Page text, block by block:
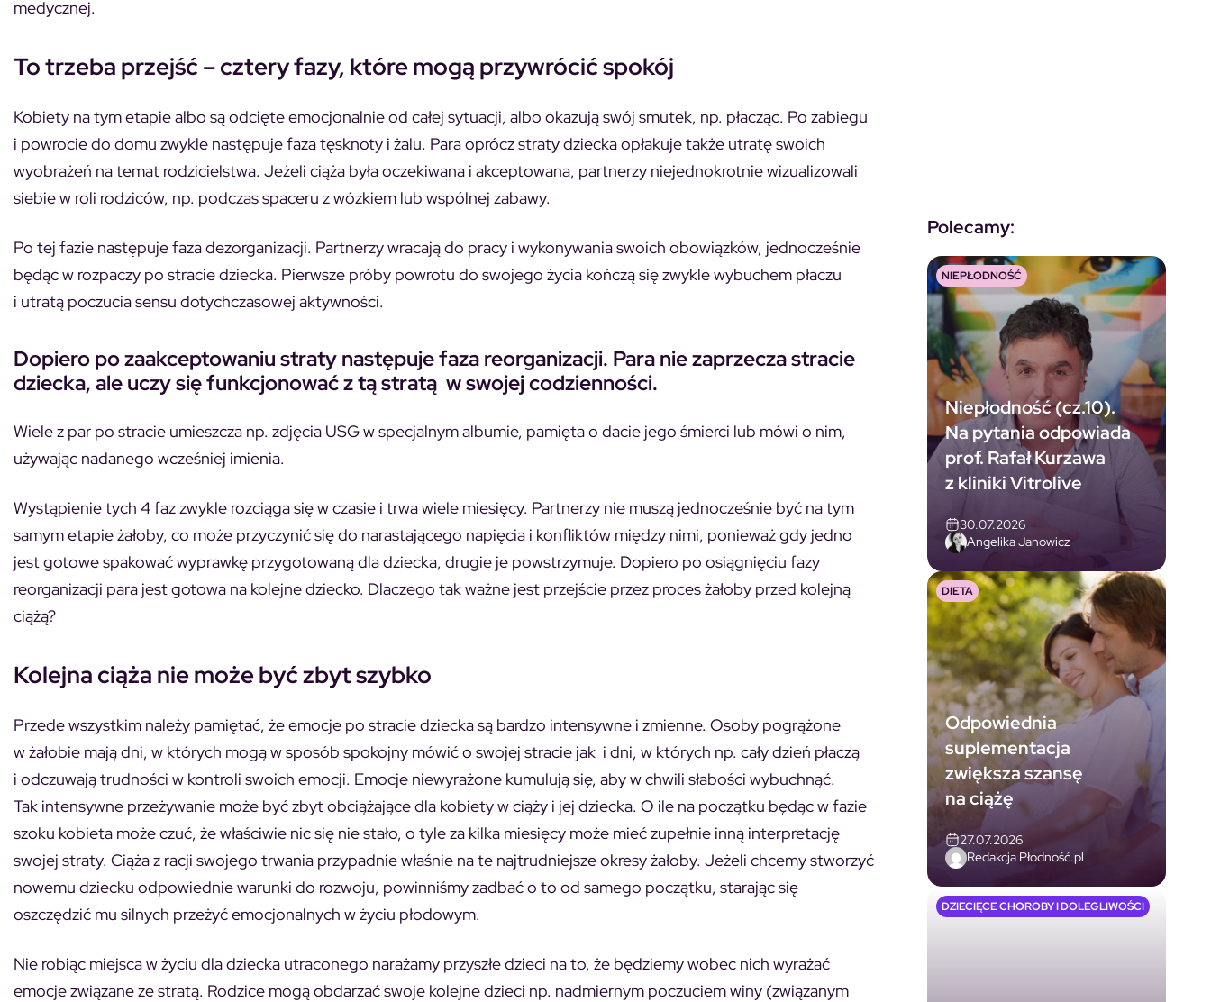
medycznej.
To trzeba przejść – cztery fazy, które mogą przywrócić spokój
Kobiety na tym etapie albo są odcięte emocjonalnie od całej sytuacji, albo okazują swój smutek, np. płacząc. Po zabiegu
i powrocie do domu zwykle następuje faza tęsknoty i żalu. Para oprócz straty dziecka opłakuje także utratę swoich
wyobrażeń na temat rodzicielstwa. Jeżeli ciąża była oczekiwana i akceptowana, partnerzy niejednokrotnie wizualizowali
siebie w roli rodziców, np. podczas spaceru z wózkiem lub wspólnej zabawy.
Po tej fazie następuje faza dezorganizacji. Partnerzy wracają do pracy i wykonywania swoich obowiązków, jednocześnie
będąc w rozpaczy po stracie dziecka. Pierwsze próby powrotu do swojego życia kończą się zwykle wybuchem płaczu
i utratą poczucia sensu dotychczasowej aktywności.
Dopiero po zaakceptowaniu straty następuje faza reorganizacji. Para nie zaprzecza stracie
dziecka, ale uczy się funkcjonować z tą stratą w swojej codzienności.
Wiele z par po stracie umieszcza np. zdjęcia USG w specjalnym albumie, pamięta o dacie jego śmierci lub mówi o nim,
używając nadanego wcześniej imienia.
Wystąpienie tych 4 faz zwykle rozciąga się w czasie i trwa wiele miesięcy. Partnerzy nie muszą jednocześnie być na tym
samym etapie żałoby, co może przyczynić się do narastającego napięcia i konfliktów między nimi, ponieważ gdy jedno
jest gotowe spakować wyprawkę przygotowaną dla dziecka, drugie je powstrzymuje. Dopiero po osiągnięciu fazy
reorganizacji para jest gotowa na kolejne dziecko. Dlaczego tak ważne jest przejście przez proces żałoby przed kolejną
ciążą?
Kolejna ciąża nie może być zbyt szybko
Przede wszystkim należy pamiętać, że emocje po stracie dziecka są bardzo intensywne i zmienne. Osoby pogrążone
w żałobie mają dni, w których mogą w sposób spokojny mówić o swojej stracie jak i dni, w których np. cały dzień płaczą
i odczuwają trudności w kontroli swoich emocji. Emocje niewyrażone kumulują się, aby w chwili słabości wybuchnąć.
Tak intensywne przeżywanie może być zbyt obciążające dla kobiety w ciąży i jej dziecka. O ile na początku będąc w fazie
szoku kobieta może czuć, że właściwie nic się nie stało, o tyle za kilka miesięcy może mieć zupełnie inną interpretację
swojej straty. Ciąża z racji swojego trwania przypadnie właśnie na te najtrudniejsze okresy żałoby. Jeżeli chcemy stworzyć
nowemu dziecku odpowiednie warunki do rozwoju, powinniśmy zadbać o to od samego początku, starając się
oszczędzić mu silnych przeżyć emocjonalnych w życiu płodowym.
Nie robiąc miejsca w życiu dla dziecka utraconego narażamy przyszłe dzieci na to, że będziemy wobec nich wyrażać
emocje związane ze stratą. Rodzice mogą obdarzać swoje kolejne dzieci np. nadmiernym poczuciem winy (związanym
Polecamy:
Niepłodność (cz.10).
Na pytania odpowiada
prof. Rafał Kurzawa
z kliniki Vitrolive
30.07.2026
Angelika Janowicz
NIEPŁODNOŚĆ
Odpowiednia
suplementacja
zwiększa szansę
na ciążę
27.07.2026
Redakcja Płodność.pl
DIETA
DZIECIĘCE CHOROBY I DOLEGLIWOŚCI